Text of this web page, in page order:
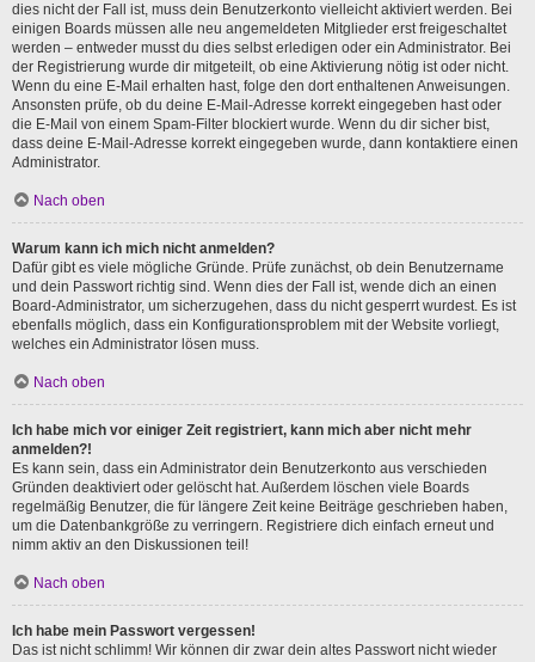
dies nicht der Fall ist, muss dein Benutzerkonto vielleicht aktiviert werden. Bei
einigen Boards müssen alle neu angemeldeten Mitglieder erst freigeschaltet
werden – entweder musst du dies selbst erledigen oder ein Administrator. Bei
der Registrierung wurde dir mitgeteilt, ob eine Aktivierung nötig ist oder nicht.
Wenn du eine E-Mail erhalten hast, folge den dort enthaltenen Anweisungen.
Ansonsten prüfe, ob du deine E-Mail-Adresse korrekt eingegeben hast oder
die E-Mail von einem Spam-Filter blockiert wurde. Wenn du dir sicher bist,
dass deine E-Mail-Adresse korrekt eingegeben wurde, dann kontaktiere einen
Administrator.
Nach oben
Warum kann ich mich nicht anmelden?
Dafür gibt es viele mögliche Gründe. Prüfe zunächst, ob dein Benutzername
und dein Passwort richtig sind. Wenn dies der Fall ist, wende dich an einen
Board-Administrator, um sicherzugehen, dass du nicht gesperrt wurdest. Es ist
ebenfalls möglich, dass ein Konfigurationsproblem mit der Website vorliegt,
welches ein Administrator lösen muss.
Nach oben
Ich habe mich vor einiger Zeit registriert, kann mich aber nicht mehr
anmelden?!
Es kann sein, dass ein Administrator dein Benutzerkonto aus verschieden
Gründen deaktiviert oder gelöscht hat. Außerdem löschen viele Boards
regelmäßig Benutzer, die für längere Zeit keine Beiträge geschrieben haben,
um die Datenbankgröße zu verringern. Registriere dich einfach erneut und
nimm aktiv an den Diskussionen teil!
Nach oben
Ich habe mein Passwort vergessen!
Das ist nicht schlimm! Wir können dir zwar dein altes Passwort nicht wieder